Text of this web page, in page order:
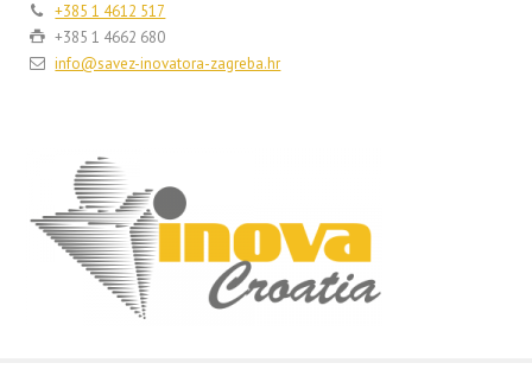
+385 1 4612 517
+385 1 4662 680
info@savez-inovatora-zagreba.hr